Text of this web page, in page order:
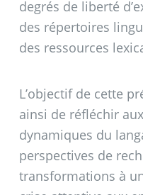
degrés de liberté
des répertoires
des ressources
L’objectif de cette
ainsi de réfléchir
dynamiques du
perspectives de
transformations à